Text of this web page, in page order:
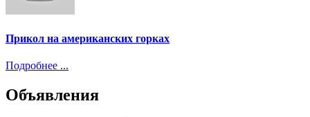
Прикол на американских горках
Подробнее ...
Объявления